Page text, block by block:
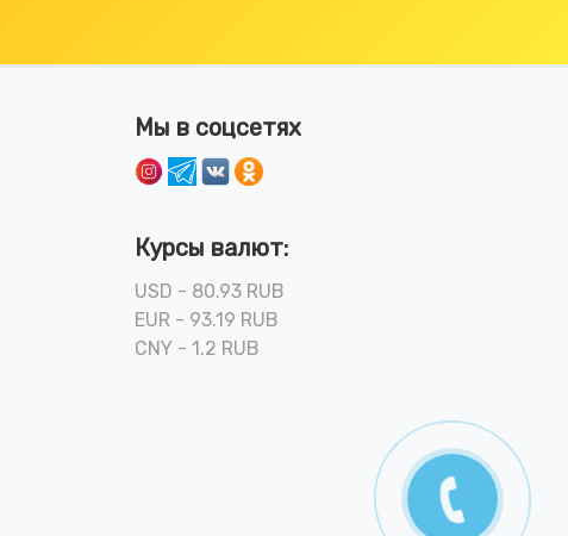
Мы в соцсетях
Курсы валют:
USD - 80.93 RUB
EUR - 93.19 RUB
CNY - 1.2 RUB